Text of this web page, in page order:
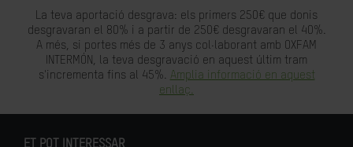
La teva aportació desgrava: els primers 250€ que donis
desgravaran el 80% i a partir de 250€ desgravaran el 40%.
A més, si portes més de 3 anys col·laborant amb OXFAM
INTERMÓN, la teva desgravació en aquest últim tram
s'incrementa fins al 45%. Amplia informació en aquest
enllaç.